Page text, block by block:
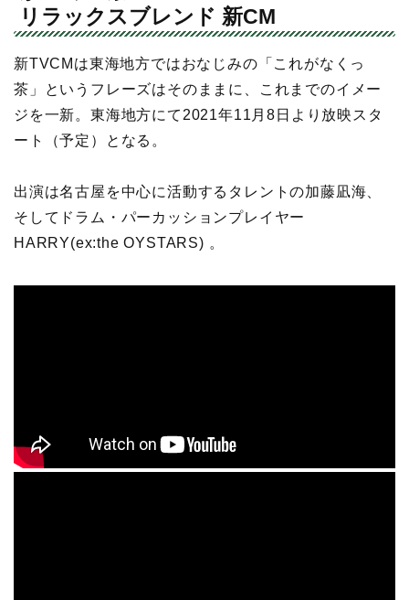
リラックスブレンド 新CM
新TVCMは東海地方ではおなじみの「これがなくっ
茶」というフレーズはそのままに、これまでのイメー
ジを一新。東海地方にて2021年11月8日より放映スタ
ート（予定）となる。
出演は名古屋を中心に活動するタレントの加藤凪海、
そしてドラム・パーカッションプレイヤー
HARRY(ex:the OYSTARS) 。